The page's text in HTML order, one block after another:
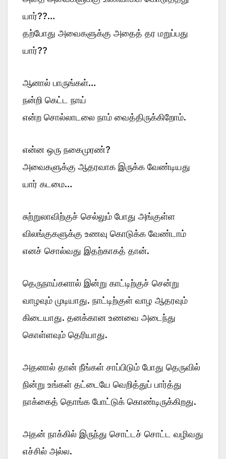
யார்??…
தற்போது அவைகளுக்கு அதைத் தர மறுப்பது
யார்??
ஆனால் பாருங்கள்…
நன்றி கெட்ட நாய்
என்ற சொல்லாடலை நாம் வைத்திருக்கிறோம்.
என்ன ஒரு நகைமுரண்?
அவைகளுக்கு ஆதரவாக இருக்க வேண்டியது
யார் கடமை…
சுற்றுலாவிற்குச் செல்லும் போது அங்குள்ள
விலங்குகளுக்கு உணவு காெடுக்க வேண்டாம்
எனச் சொல்வது இதற்காகத் தான்.
தெருநாய்களால் இன்று காட்டிற்குச் சென்று
வாழவும் முடியாது. நாட்டிற்குள் வாழ ஆதரவும்
கிடையாது. தனக்கான உணவை அடைந்து
கொள்ளவும் தெரியாது.
அதனால் தான் நீங்கள் சாப்பிடும் போது தெருவில்
நின்று உங்கள் தட்டையே வெறித்துப் பார்த்து
நாக்கைத் தொங்க போட்டுக் கொண்டிருக்கிறது.
அதன் நாக்கில் இருந்து சொட்டச் சொட்ட வழிவது
எச்சில் அல்ல.